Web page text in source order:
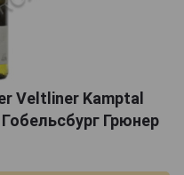
Veltliner Kamptal
Грюнер